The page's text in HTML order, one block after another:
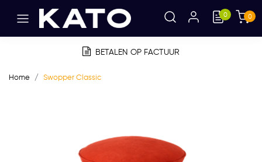
0 0
BETALEN OP FACTUUR
Home Swopper Classic